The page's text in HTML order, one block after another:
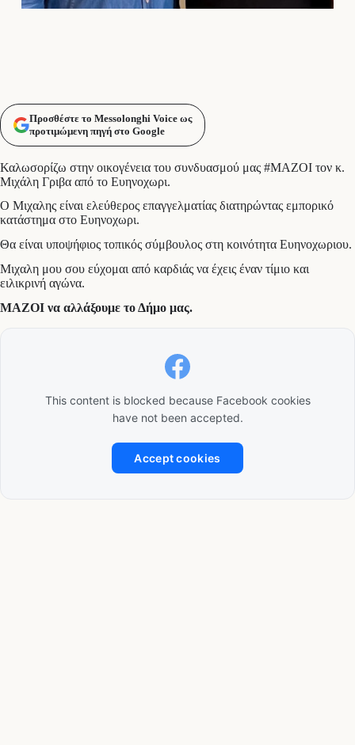
Προσθέστε το Messolonghi Voice ως
προτιμώμενη πηγή στο Google
Καλωσορίζω στην οικογένεια του συνδυασμού μας #ΜΑΖΟΙ τον κ.
Μιχάλη Γριβα από το Ευηνοχωρι.
Ο Μιχαλης είναι ελεύθερος επαγγελματίας διατηρώντας εμπορικό
κατάστημα στο Ευηνοχωρι.
Θα είναι υποψήφιος τοπικός σύμβουλος στη κοινότητα Ευηνοχωριου.
Μιχαλη μου σου εύχομαι από καρδιάς να έχεις έναν τίμιο και
ειλικρινή αγώνα.
ΜΑΖΟΙ να αλλάξουμε το Δήμο μας.
This content is blocked because Facebook cookies
have not been accepted.
Accept cookies